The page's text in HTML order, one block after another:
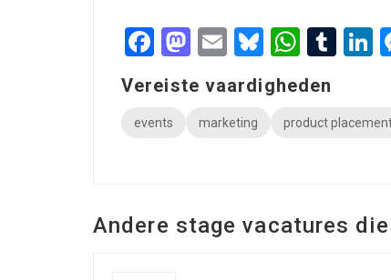
Facebook
Mastodon
EmailBluesky
Vereiste vaardigheden
events marketing product
Andere stage vacatures